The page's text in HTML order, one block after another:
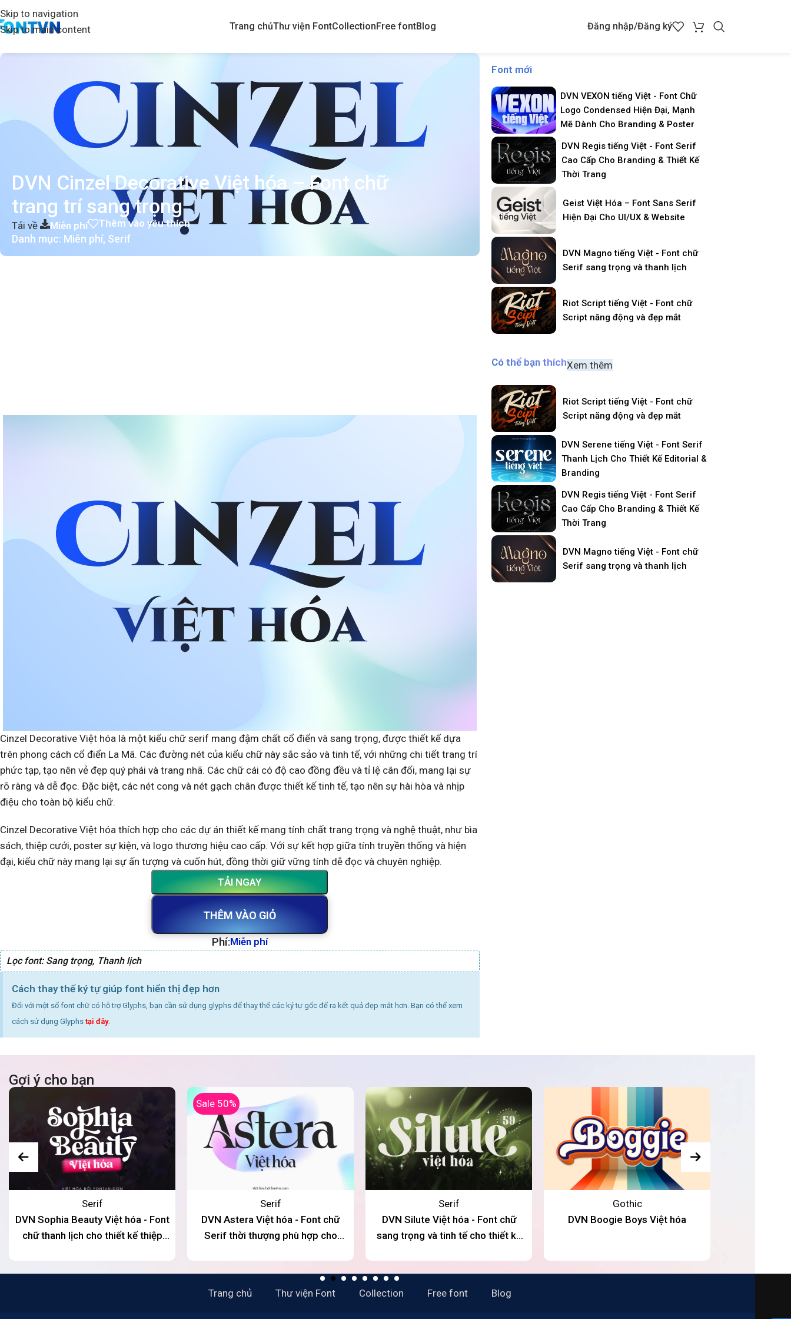
Skip to navigation
Skip to main content
Trang chủThư viện FontCollectionFree fontBlog Đăng nhập/Đăng ký
DVN Cinzel Decorative Việt hóa – Font chữ
trang trí sang trọng
Tải về Miễn phí Thêm vào yêu thích
Danh mục: Miễn phí, Serif
Cinzel Decorative Việt hóa là một kiểu chữ serif mang đậm chất cổ điển và sang trọng, được thiết kế dựa
trên phong cách cổ điển La Mã. Các đường nét của kiểu chữ này sắc sảo và tinh tế, với những chi tiết trang trí
phức tạp, tạo nên vẻ đẹp quý phái và trang nhã. Các chữ cái có độ cao đồng đều và tỉ lệ cân đối, mang lại sự
rõ ràng và dễ đọc. Đặc biệt, các nét cong và nét gạch chân được thiết kế tinh tế, tạo nên sự hài hòa và nhịp
điệu cho toàn bộ kiểu chữ.
Cinzel Decorative Việt hóa thích hợp cho các dự án thiết kế mang tính chất trang trọng và nghệ thuật, như bìa
sách, thiệp cưới, poster sự kiện, và logo thương hiệu cao cấp. Với sự kết hợp giữa tính truyền thống và hiện
đại, kiểu chữ này mang lại sự ấn tượng và cuốn hút, đồng thời giữ vững tính dễ đọc và chuyên nghiệp.
THÊM VÀO GIỎ
TẢI NGAY
Phí:Miễn phí
Lọc font: Sang trọng, Thanh lịch
Cách thay thế ký tự giúp font hiển thị đẹp hơn
Đối với một số font chữ có hỗ trợ Glyphs, bạn cần sử dụng glyphs để thay thể các ký tự gốc để ra kết quả đẹp mắt hơn. Bạn có thể xem
cách sử dụng Glyphs tại đây.
Font mới
DVN VEXON tiếng Việt - Font Chữ
Logo Condensed Hiện Đại, Mạnh
Mẽ Dành Cho Branding & Poster
DVN Regis tiếng Việt - Font Serif
Cao Cấp Cho Branding & Thiết Kế
Thời Trang
Geist Việt Hóa – Font Sans Serif
Hiện Đại Cho UI/UX & Website
DVN Magno tiếng Việt - Font chữ
Serif sang trọng và thanh lịch
Riot Script tiếng Việt - Font chữ
Script năng động và đẹp mắt
Có thể bạn thíchXem thêm
Riot Script tiếng Việt - Font chữ
Script năng động và đẹp mắt
DVN Serene tiếng Việt - Font Serif
Thanh Lịch Cho Thiết Kế Editorial &
Branding
DVN Regis tiếng Việt - Font Serif
Cao Cấp Cho Branding & Thiết Kế
Thời Trang
DVN Magno tiếng Việt - Font chữ
Serif sang trọng và thanh lịch
Gợi ý cho bạn
Serif
DVN Sophia Beauty Việt hóa - Font
chữ thanh lịch cho thiết kế thiệp
Sale 50%
Serif
DVN Astera Việt hóa - Font chữ
Serif thời thượng phù hợp cho
Serif
DVN Silute Việt hóa - Font chữ
sang trọng và tinh tế cho thiết kế
Gothic
DVN Boogie Boys Việt hóa
Trang chủ Thư viện Font Collection Free font Blog